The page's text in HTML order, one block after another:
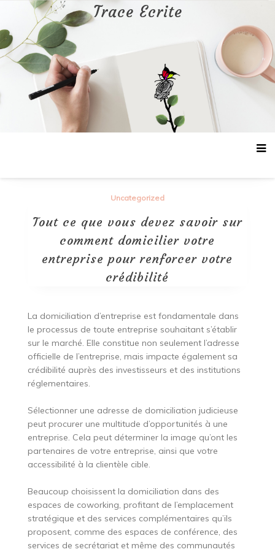
contenu
Trace Ecrite
Uncategorized
Tout ce que vous devez savoir sur
comment domicilier votre
entreprise pour renforcer votre
crédibilité
La domiciliation d’entreprise est fondamentale dans
le processus de toute entreprise souhaitant s’établir
sur le marché. Elle constitue non seulement l’adresse
officielle de l’entreprise, mais impacte également sa
crédibilité auprès des investisseurs et des institutions
réglementaires.
Sélectionner une adresse de domiciliation judicieuse
peut procurer une multitude d’opportunités à une
entreprise. Cela peut déterminer la image qu’ont les
partenaires de votre entreprise, ainsi que votre
accessibilité à la clientèle cible.
Beaucoup choisissent la domiciliation dans des
espaces de coworking, profitant de l’emplacement
stratégique et des services complémentaires qu’ils
proposent, comme des espaces de conférence, des
services de secrétariat et même des communautés